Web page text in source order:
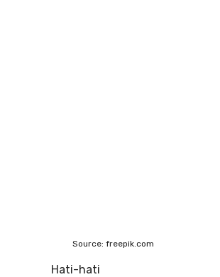
Source: freepik.com
Hati-hati